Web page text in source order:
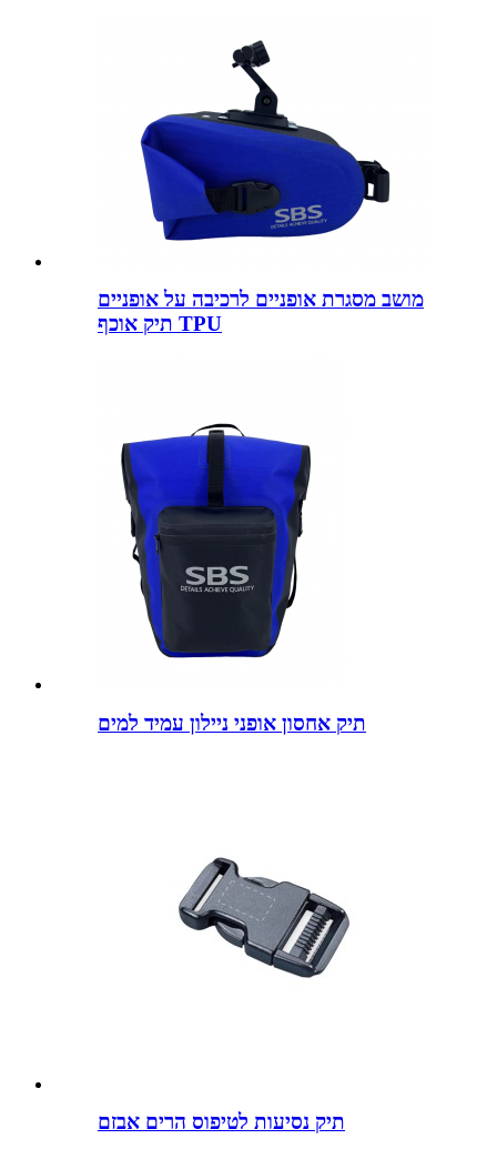
מושב מסגרת אופניים לרכיבה על אופניים
תיק אוכף TPU
תיק אחסון אופני ניילון עמיד למים
תיק נסיעות לטיפוס הרים אבזם